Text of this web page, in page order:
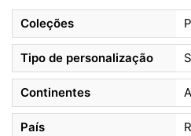
Coleções
Tipo de personalização
Continentes
País